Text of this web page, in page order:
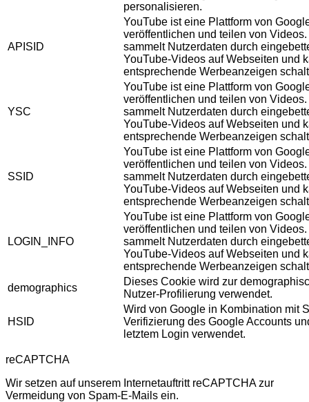
personalisieren.
APISID
YouTube ist eine Plattform von
veröffentlichen und teilen von
sammelt Nutzerdaten durch
YouTube-Videos auf Webseiten und
entsprechende Werbeanzeigen
YSC
YouTube ist eine Plattform von
veröffentlichen und teilen von
sammelt Nutzerdaten durch
YouTube-Videos auf Webseiten und
entsprechende Werbeanzeigen
SSID
YouTube ist eine Plattform von
veröffentlichen und teilen von
sammelt Nutzerdaten durch
YouTube-Videos auf Webseiten und
entsprechende Werbeanzeigen
LOGIN_INFO
YouTube ist eine Plattform von
veröffentlichen und teilen von
sammelt Nutzerdaten durch
YouTube-Videos auf Webseiten und
entsprechende Werbeanzeigen
demographics
Dieses Cookie wird zur
Nutzer-Profilierung verwendet.
HSID
Wird von Google in Kombination mit
Verifizierung des Google Accounts
letztem Login verwendet.
reCAPTCHA
Wir setzen auf unserem Internetauftritt reCAPTCHA zur
Vermeidung von Spam-E-Mails ein.